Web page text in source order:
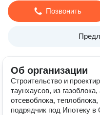
Позвонить
Об организации
Строительство и
таунхаусов, из
отсевоблока,
подрядчик под Ипотеку в